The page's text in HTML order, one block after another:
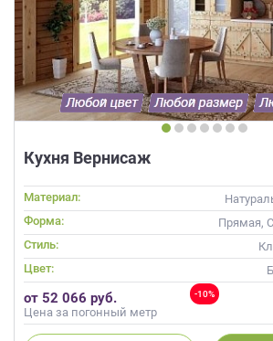
Кухня Вернисаж
Материал:
Форма:
Прямая,
Стиль:
Цвет:
-10%
от 52 066 руб.
Цена за погонный метр